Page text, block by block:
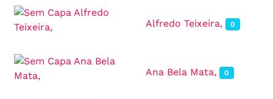
Alfredo Teixeira, 0
Ana Bela Mata, 0